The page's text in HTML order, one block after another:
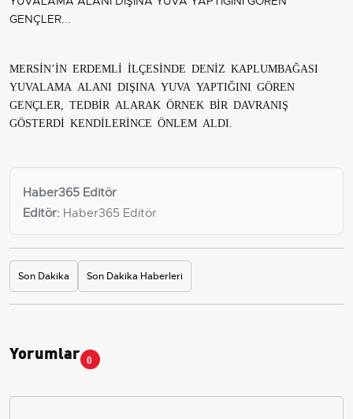
MERSİN’İN ERDEMLİ İLÇESİNDE DENİZ KAPLUMBAĞASI
YUVALAMA ALANI DIŞINA YUVA YAPTIĞINI GÖREN
GENÇLER, TEDBİR ALARAK ÖRNEK BİR DAVRANIŞ
GÖSTERDİ KENDİLERİNCE ÖNLEM ALDI.
Haber365 Editör
Editör: Haber365 Editör
Son Dakika Son Dakika Haberleri
Yorumlar 0